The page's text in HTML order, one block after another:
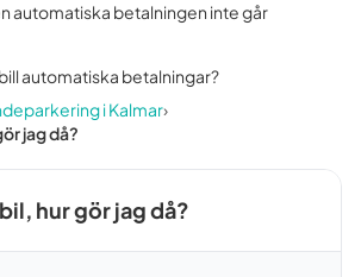
automatiska betalningen inte går
automatiska betalningar?
i Kalmar›
jag då?
hur gör jag då?